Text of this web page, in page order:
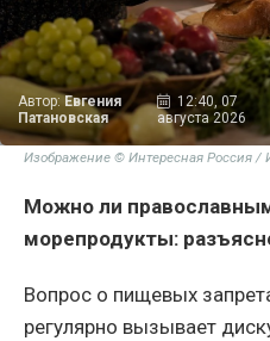
Автор: Евгения
Патановская
12:40, 07
августа 2026
Изображение © Интересная Россия /
Можно ли
морепродукты:
Вопрос о пищевых
регулярно вызывает